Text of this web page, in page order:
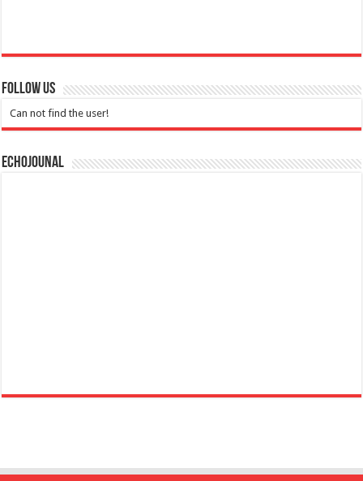
Follow Us
Can not find the user!
Echojounal